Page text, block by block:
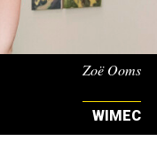
Zoë Ooms
WIMEC